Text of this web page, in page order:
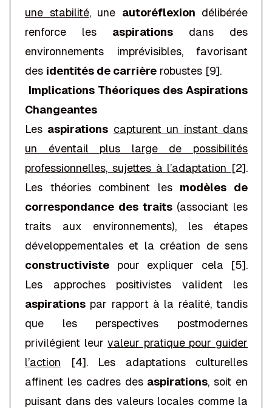
une stabilité, une autoréflexion délibérée
renforce les aspirations dans des
environnements imprévisibles, favorisant
des identités de carrière robustes [9].
Implications Théoriques des Aspirations
Changeantes
Les aspirations capturent un instant dans
un éventail plus large de possibilités
professionnelles, sujettes à l’adaptation [2].
Les théories combinent les modèles de
correspondance des traits(associant les
traits aux environnements), les étapes
développementales et la création de sens
constructiviste pour expliquer cela [5].
Les approches positivistes valident les
aspirations par rapport à la réalité, tandis
que les perspectives postmodernes
privilégient leurvaleur pratique pour guider
l’action [4]. Les adaptations culturelles
affinent les cadres des aspirations, soit en
puisant dans des valeurs locales comme la